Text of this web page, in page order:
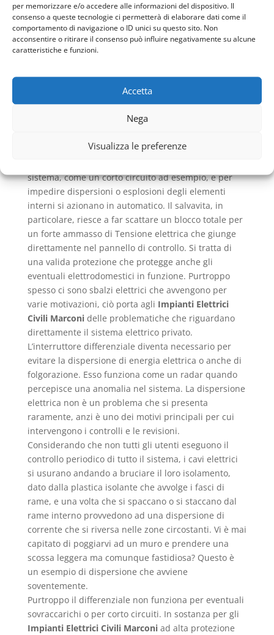
per memorizzare e/o accedere alle informazioni del dispositivo. Il
consenso a queste tecnologie ci permetterà di elaborare dati come il
comportamento di navigazione o ID unici su questo sito. Non
acconsentire o ritirare il consenso può influire negativamente su alcune
caratteristiche e funzioni.
Accetta
Nega
Visualizza le preferenze
un isolante ma un conduttore di elettricità che ha
come scopo finale quello di far defluire
correttamente e velocemente il flusso di Tensione
richiesto.
controllo, centralini e contatori che hanno la qualità
di essere un fermo del flusso normale. In essi
vengono collocati degli interruttori che possono
bloccare immediatamente l’energia elettrica. I
Studiati per essere immediati nel controllo di blocco
sistema, come un corto circuito ad esempio, e per
impedire dispersioni o esplosioni degli elementi
interni si azionano in automatico. Il salvavita, in
particolare, riesce a far scattare un blocco totale per
un forte ammasso di Tensione elettrica che giunge
direttamente nel pannello di controllo. Si tratta di
una valida protezione che protegge anche gli
eventuali elettrodomestici in funzione. Purtroppo
spesso ci sono sbalzi elettrici che avvengono per
varie motivazioni, ciò porta agli Impianti Elettrici
Civili Marconidelle problematiche che riguardano
direttamente il sistema elettrico privato.
L’interruttore differenziale diventa necessario per
evitare la dispersione di energia elettrica o anche di
folgorazione. Esso funziona come un radar quando
percepisce una anomalia nel sistema. La dispersione
elettrica non è un problema che si presenta
raramente, anzi è uno dei motivi principali per cui
intervengono i controlli e le revisioni.
Considerando che non tutti gli utenti eseguono il
controllo periodico di tutto il sistema, i cavi elettrici
si usurano andando a bruciare il loro isolamento,
dato dalla plastica isolante che avvolge i fasci di
rame, e una volta che si spaccano o si staccano dal
rame interno provvedono ad una dispersione di
corrente che si riversa nelle zone circostanti. Vi è mai
capitato di poggiarvi ad un muro e prendere una
scossa leggera ma comunque fastidiosa? Questo è
un esempio di dispersione che avviene
soventemente.
Purtroppo il differenziale non funziona per eventuali
sovraccarichi o per corto circuiti. In sostanza per gli
Impianti Elettrici Civili Marconiad alta protezione